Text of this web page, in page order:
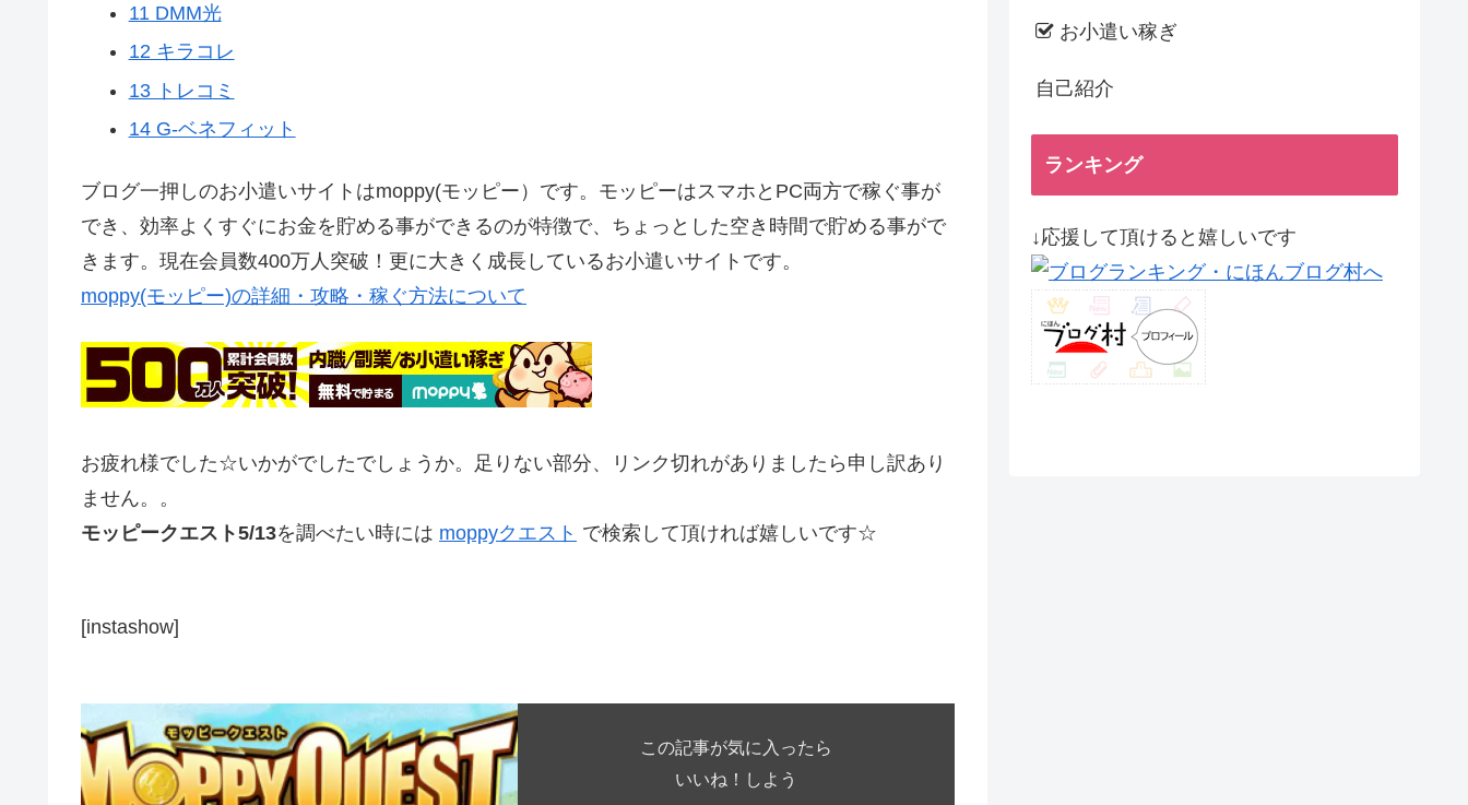
11 DMM光
12 キラコレ
13 トレコミ
14 G-ベネフィット
ブログ一押しのお小遣いサイトはmoppy(モッピー）です。モッピーはスマホとPC両方で稼ぐ事が
でき、効率よくすぐにお金を貯める事ができるのが特徴で、ちょっとした空き時間で貯める事がで
きます。現在会員数400万人突破！更に大きく成長しているお小遣いサイトです。
moppy(モッピー)の詳細・攻略・稼ぐ方法について
お疲れ様でした☆いかがでしたでしょうか。足りない部分、リンク切れがありましたら申し訳あり
ません。。
モッピークエスト5/13を調べたい時には moppyクエスト で検索して頂ければ嬉しいです☆
[instashow]
この記事が気に入ったら
いいね！しよう
お小遣い稼ぎ
自己紹介
ランキング
↓応援して頂けると嬉しいです